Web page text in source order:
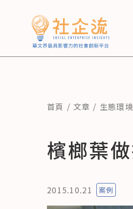
首頁 文章 生態環境
檳榔葉
2015.10.21 案例